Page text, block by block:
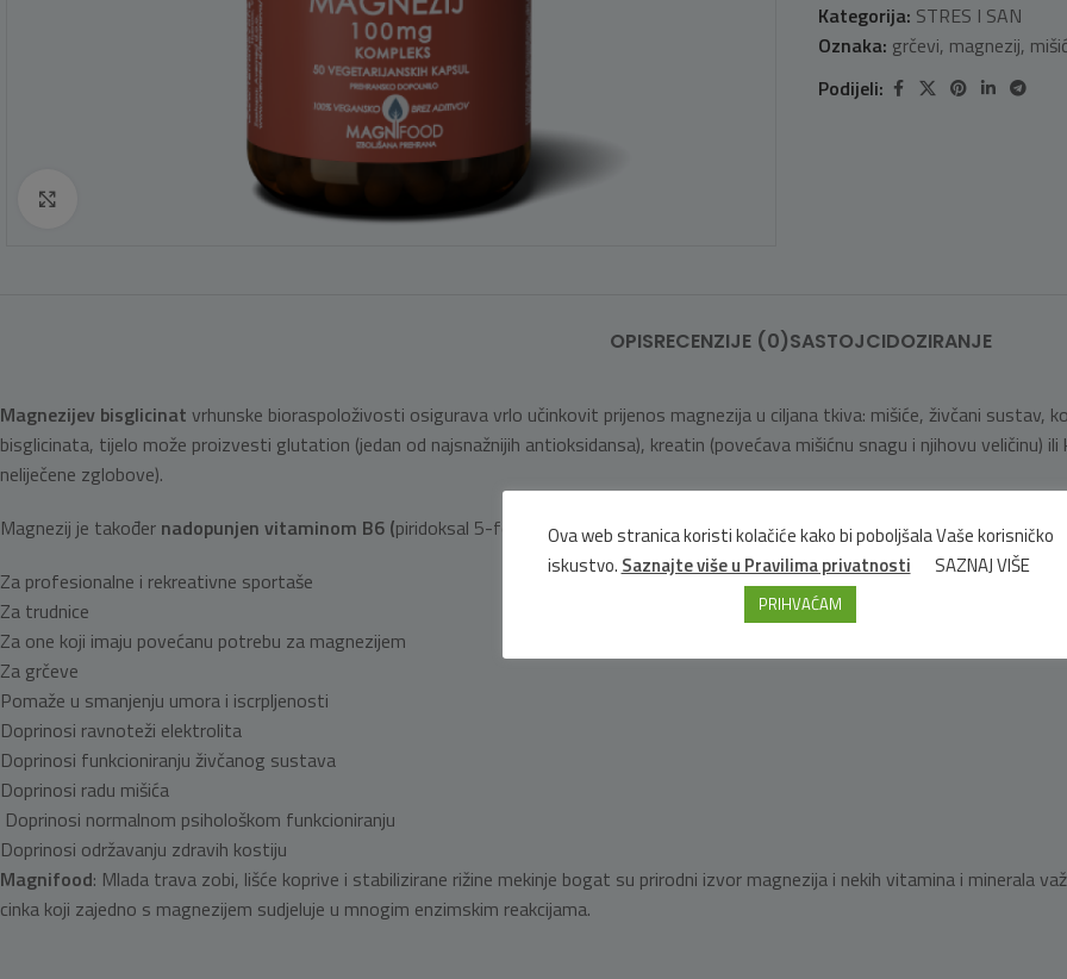
Kategorija: STRES I SAN
Oznaka: grčevi, magnezij,
Podijeli:
OPISRECENZIJE (0)SASTOJCIDOZIRANJE
Magnezijev bisglicinat vrhunske bioraspoloživosti osigurava vrlo učinkovit prijenos magnezija u ciljana tkiva: mišiće, živčani sustav,
bisglicinata, tijelo može proizvesti glutation (jedan od najsnažnijih antioksidansa), kreatin (povećava mišićnu snagu i njihovu veličinu)
neliječene zglobove).
Magnezij je također nadopunjen vitaminom B6 (piridoksal 5-fosfat), čija je funkcija naglasiti djelovanje magnezija.
Za profesionalne i rekreativne sportaše
Za trudnice
Za one koji imaju povećanu potrebu za magnezijem
Za grčeve
Pomaže u smanjenju umora i iscrpljenosti
Doprinosi ravnoteži elektrolita
Doprinosi funkcioniranju živčanog sustava
Doprinosi radu mišića
Doprinosi normalnom psihološkom funkcioniranju
Doprinosi održavanju zdravih kostiju
Magnifood: Mlada trava zobi, lišće koprive i stabilizirane rižine mekinje bogat su prirodni izvor magnezija i nekih vitamina i minerala
cinka koji zajedno s magnezijem sudjeluje u mnogim enzimskim reakcijama.
Ova web stranica koristi kolačiće kako bi poboljšala Vaše korisničko
iskustvo. Saznajte više u Pravilima privatnosti SAZNAJ VIŠE
PRIHVAĆAM